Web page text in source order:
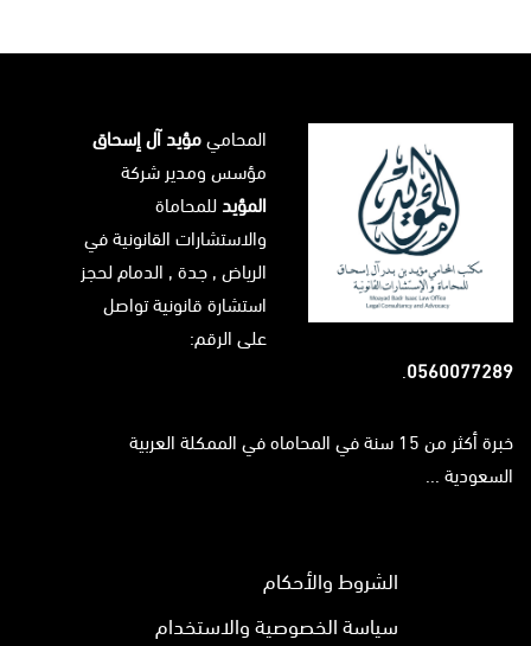
المحاميمؤيد آل إسحاق
مؤسس ومدير شركة
المؤيد للمحاماة
والاستشارات القانونية في
الرياض , جدة , الدماملحجز
استشارة قانونية تواصل
على الرقم:
0560077289
.
خبرة أكثر من 15 سنة في المحاماه في الممكلة العربية
السعودية ...
الشروط والأحكام
سياسة الخصوصية والاستخدام